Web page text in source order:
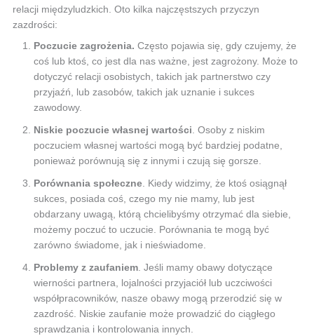
relacji międzyludzkich. Oto kilka najczęstszych przyczyn
zazdrości:
Poczucie zagrożenia. Często pojawia się, gdy czujemy, że
coś lub ktoś, co jest dla nas ważne, jest zagrożony. Może to
dotyczyć relacji osobistych, takich jak partnerstwo czy
przyjaźń, lub zasobów, takich jak uznanie i sukces
zawodowy.
Niskie poczucie własnej wartości. Osoby z niskim
poczuciem własnej wartości mogą być bardziej podatne,
ponieważ porównują się z innymi i czują się gorsze.
Porównania społeczne. Kiedy widzimy, że ktoś osiągnął
sukces, posiada coś, czego my nie mamy, lub jest
obdarzany uwagą, którą chcielibyśmy otrzymać dla siebie,
możemy poczuć to uczucie. Porównania te mogą być
zarówno świadome, jak i nieświadome.
Problemy z zaufaniem. Jeśli mamy obawy dotyczące
wierności partnera, lojalności przyjaciół lub uczciwości
współpracowników, nasze obawy mogą przerodzić się w
zazdrość. Niskie zaufanie może prowadzić do ciągłego
sprawdzania i kontrolowania innych.